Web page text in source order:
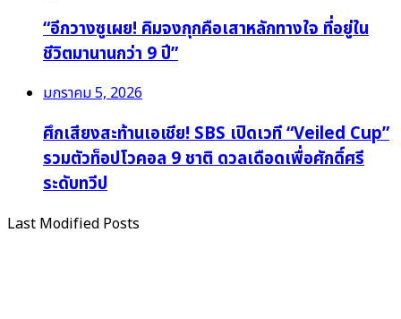
“อีกวางซูเผย! คิมจงกุกคือเสาหลักทางใจ ที่อยู่ใน
ชีวิตมานานกว่า 9 ปี”
มกราคม 5, 2026
ศึกเสียงสะท้านเอเชีย! SBS เปิดเวที “Veiled Cup”
รวมตัวท็อปโวคอล 9 ชาติ ดวลเดือดเพื่อศักดิ์ศรี
ระดับทวีป
Last Modified Posts